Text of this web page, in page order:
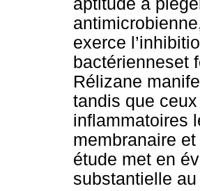
aptitude à
exerce
bactérienneset
Rélizane
tandis que
inflammatoires
membranaire
étude met en
substantielle